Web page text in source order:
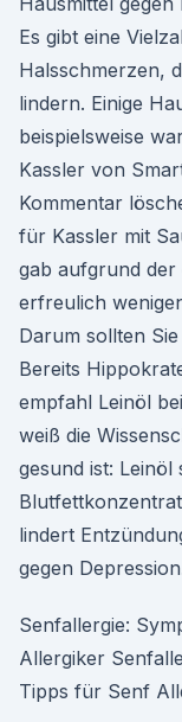
Es gibt eine
Halsschmerzen,
lindern. Einige
beispielsweise
Kassler von
Kommentar
für Kassler mit
gab aufgrund
erfreulich
Darum sollten
Bereits
empfahl Leinöl
weiß die
gesund ist:
lindert
gegen
Senfallergie:
Allergiker
Tipps für Senf